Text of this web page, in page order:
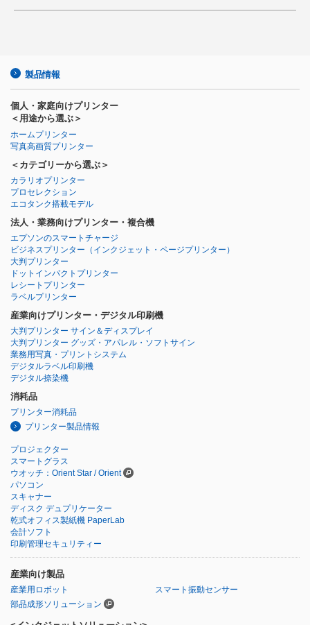
製品情報
個人・家庭向けプリンター
＜用途から選ぶ＞
ホームプリンター
写真高画質プリンター
＜カテゴリーから選ぶ＞
カラリオプリンター
プロセレクション
エコタンク搭載モデル
法人・業務向けプリンター・複合機
エプソンのスマートチャージ
ビジネスプリンター （インクジェット・ページプリンター）
大判プリンター
ドットインパクトプリンター
レシートプリンター
ラベルプリンター
産業向けプリンター・デジタル印刷機
大判プリンター サイン＆ディスプレイ
大判プリンター グッズ・アパレル・ソフトサイン
業務用写真・プリントシステム
デジタルラベル印刷機
デジタル捺染機
消耗品
プリンター消耗品
プリンター製品情報
プロジェクター
スマートグラス
ウオッチ：Orient Star / Orient
パソコン
スキャナー
ディスク デュプリケーター
乾式オフィス製紙機 PaperLab
会計ソフト
印刷管理セキュリティー
産業向け製品
産業用ロボット
スマート振動センサー
部品成形ソリューション